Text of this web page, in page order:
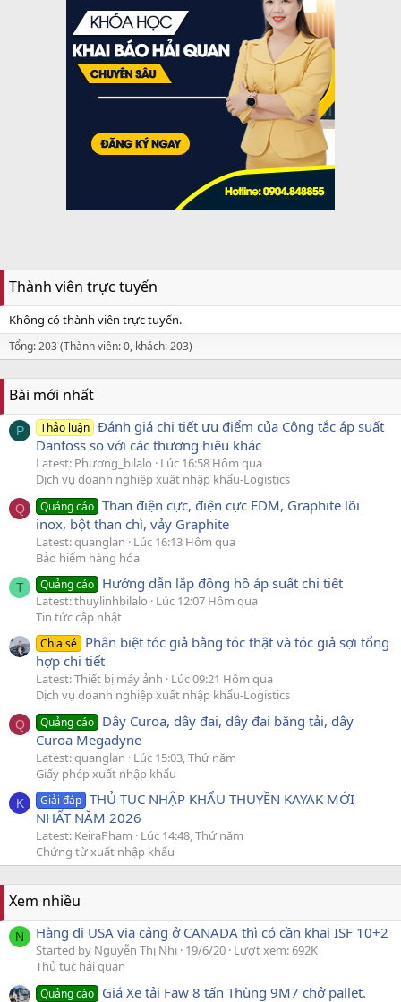
Thành viên trực tuyến
Không có thành viên trực tuyến.
Tổng: 203 (Thành viên: 0, khách: 203)
Bài mới nhất
P Thảo luận Đánh giá chi tiết ưu điểm của Công tắc áp suất
Danfoss so với các thương hiệu khác
Latest: Phương_bilalo
Lúc 16:58 Hôm qua
Dịch vụ doanh nghiệp xuất nhập khẩu-Logistics
Q Quảng cáo Than điện cực, điện cực EDM, Graphite lõi
inox, bột than chì, vảy Graphite
Latest: quanglan
Lúc 16:13 Hôm qua
Bảo hiểm hàng hóa
T Quảng cáo Hướng dẫn lắp đồng hồ áp suất chi tiết
Latest: thuylinhbilalo
Lúc 12:07 Hôm qua
Tin tức cập nhật
Chia sẻ Phân biệt tóc giả bằng tóc thật và tóc giả sợi tổng
hợp chi tiết
Latest: Thiết bị máy ảnh
Lúc 09:21 Hôm qua
Dịch vụ doanh nghiệp xuất nhập khẩu-Logistics
Q Quảng cáo Dây Curoa, dây đai, dây đai băng tải, dây
Curoa Megadyne
Latest: quanglan
Lúc 15:03, Thứ năm
Giấy phép xuất nhập khẩu
K Giải đáp THỦ TỤC NHẬP KHẨU THUYỀN KAYAK MỚI
NHẤT NĂM 2026
Latest: KeiraPham
Lúc 14:48, Thứ năm
Chứng từ xuất nhập khẩu
Xem nhiều
N Hàng đi USA via cảng ở CANADA thì có cần khai ISF 10+2
Started by Nguyễn Thị Nhi 19/6/20 Lượt xem: 692K
Thủ tục hải quan
Quảng cáo Giá Xe tải Faw 8 tấn Thùng 9M7 chở pallet.